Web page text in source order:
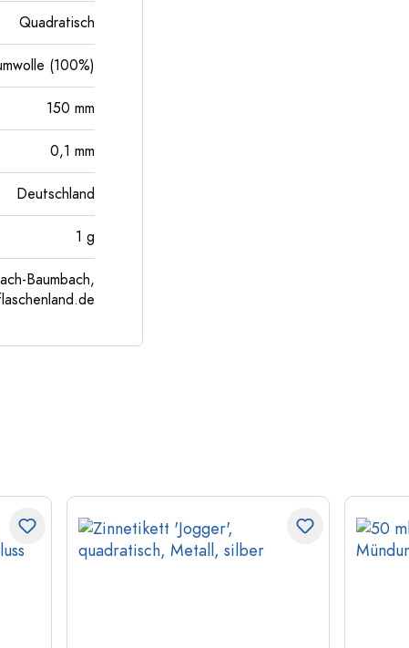
Quadratisch
(100%)
150 mm
0,1 mm
Deutschland
1 g
Baumbach,